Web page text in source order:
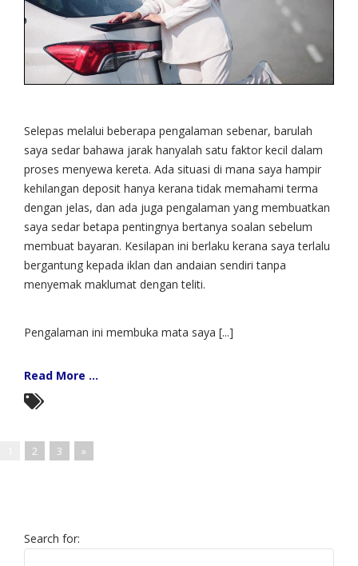
Selepas melalui beberapa pengalaman sebenar, barulah
saya sedar bahawa jarak hanyalah satu faktor kecil dalam
proses menyewa kereta. Ada situasi di mana saya hampir
kehilangan deposit hanya kerana tidak memahami terma
dengan jelas, dan ada juga pengalaman yang membuatkan
saya sedar betapa pentingnya bertanya soalan sebelum
membuat bayaran. Kesilapan ini berlaku kerana saya terlalu
bergantung kepada iklan dan andaian sendiri tanpa
menyemak maklumat dengan teliti.
Pengalaman ini membuka mata saya [...]
Read More ...
2 3 »
Search for: